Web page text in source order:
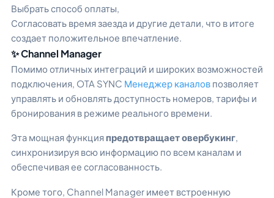
Выбрать способ оплаты,
Согласовать время заезда и другие детали, что в итоге
создает положительное впечатление.
✨ Channel Manager
Помимо отличных интеграций и широких возможностей
подключения, OTA SYNC Менеджер каналов позволяет
управлять и обновлять доступность номеров, тарифы и
бронирования в режиме реального времени.
Эта мощная функция предотвращает овербукинг,
синхронизируя всю информацию по всем каналам и
обеспечивая ее согласованность.
Кроме того, Channel Manager имеет встроенную